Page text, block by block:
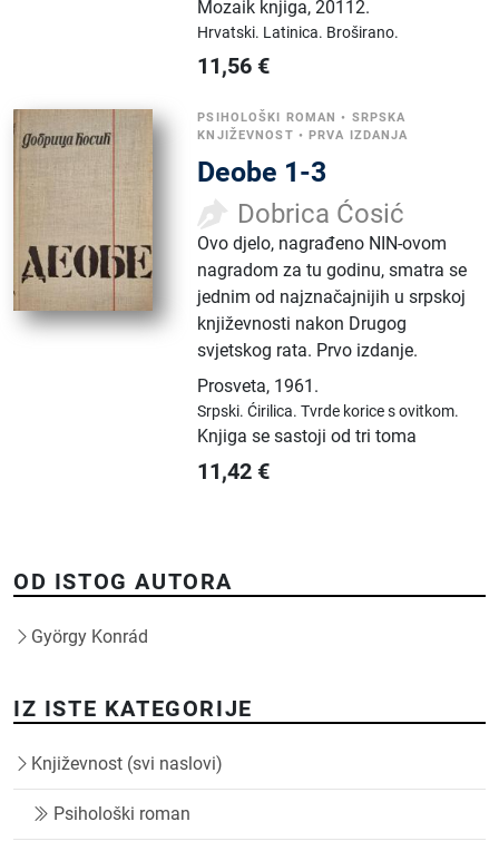
Mozaik knjiga,20112.
Hrvatski. Latinica. Broširano.
11,56 €
PSIHOLOŠKI ROMAN • SRPSKA
KNJIŽEVNOST •PRVA IZDANJA
Deobe 1-3
Dobrica Ćosić
Ovo djelo, nagrađeno NIN-ovom
nagradom za tu godinu, smatra se
jednim od najznačajnijih u srpskoj
književnosti nakon Drugog
svjetskog rata. Prvo izdanje.
Prosveta, 1961.
Srpski.Ćirilica.Tvrde korice s ovitkom.
Knjiga se sastoji od tri toma
11,42 €
OD ISTOG AUTORA
György Konrád
IZ ISTE KATEGORIJE
Književnost (svi naslovi)
Psihološki roman